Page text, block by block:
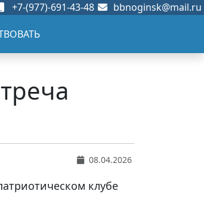
+7-(977)-691-43-48 bbnoginsk@mail.ru
08.04.2026
клубе